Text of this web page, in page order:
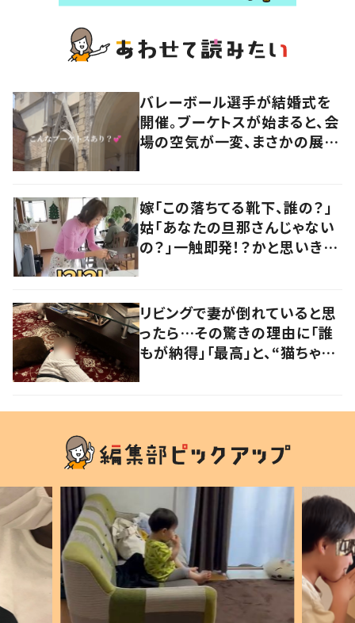
バレーボール選手が結婚式を
開催。ブーケトスが始まると、会
場の空気が一変、まさかの展開
嫁「この落ちてる靴下、誰の？」
姑「あなたの旦那さんじゃない
の？」一触即発！？かと思いき
リビングで妻が倒れていると思
ったら…その驚きの理由に「誰
もが納得」「最高」と、“猫ちゃん